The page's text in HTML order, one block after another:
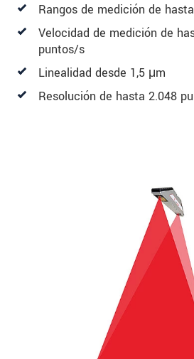
Rangos de medición de
Velocidad de medición de
puntos/s
Linealidad desde 1,5 μm
Resolución de hasta 2.048